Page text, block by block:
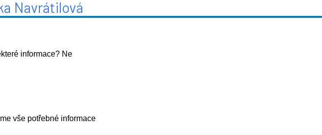
Navrátilová
informace? Ne
vše potřebné informace